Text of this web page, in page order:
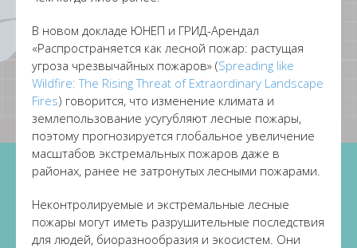
В новом докладе ЮНЕП и ГРИД-Арендал
«Распространяется как лесной пожар: растущая
угроза чрезвычайных пожаров» (Spreading like
Wildfire: The Rising Threat of Extraordinary Landscape
Fires) говорится, что изменение климата и
землепользование усугубляют лесные пожары,
поэтому прогнозируется глобальное увеличение
масштабов экстремальных пожаров даже в
районах, ранее не затронутых лесными пожарами.
Неконтролируемые и экстремальные лесные
пожары могут иметь разрушительные последствия
для людей, биоразнообразия и экосистем. Они